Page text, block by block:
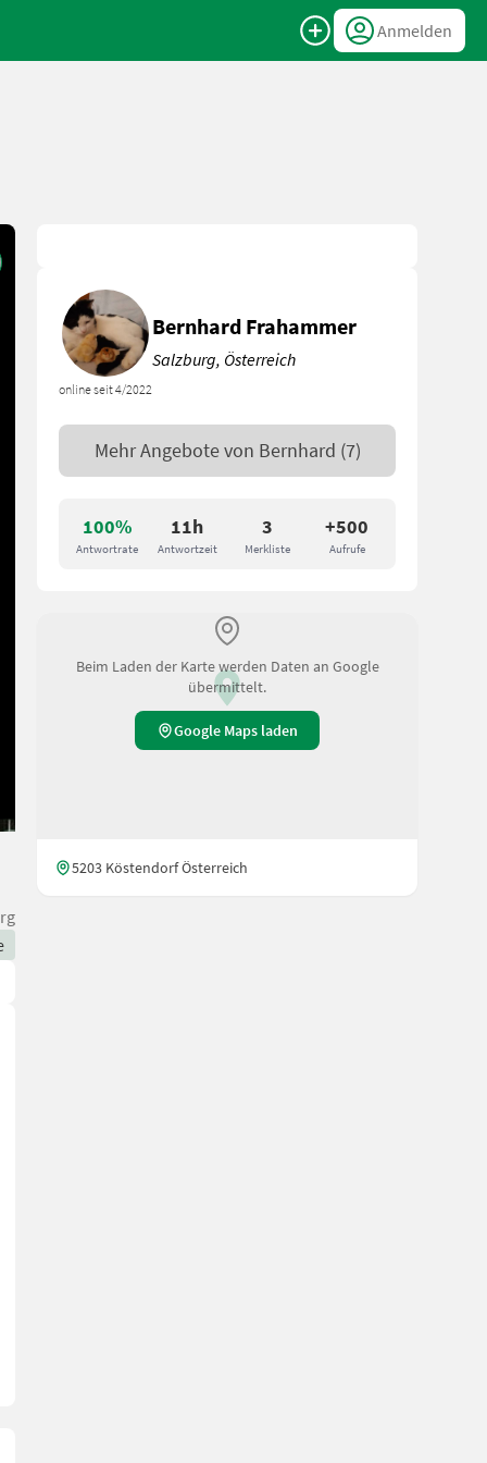
Anmelden
100%
Antwortrate
11h
Antwortzeit
3
Merkliste
+500
Aufrufe
online seit 4/2022
Bernhard Frahammer
Salzburg, Österreich
Mehr Angebote von Bernhard (7)
Beim Laden der Karte werden Daten an Google
übermittelt.
Google Maps laden
5203 Köstendorf Österreich